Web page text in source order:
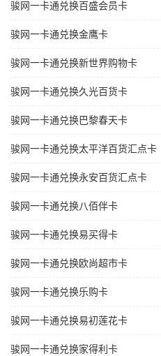
骏网一卡通兑换百盛会员卡
骏网一卡通兑换金鹰卡
骏网一卡通兑换新世界购物卡
骏网一卡通兑换久光百货卡
骏网一卡通兑换巴黎春天卡
骏网一卡通兑换太平洋百货汇点卡
骏网一卡通兑换永安百货汇点卡
骏网一卡通兑换八佰伴卡
骏网一卡通兑换易买得卡
骏网一卡通兑换欧尚超市卡
骏网一卡通兑换乐购卡
骏网一卡通兑换易初莲花卡
骏网一卡通兑换家得利卡